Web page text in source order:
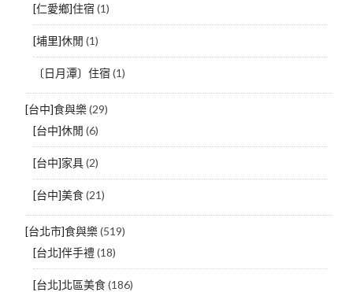
[仁愛鄉]住宿 (1)
[埔里]休閒 (1)
〔日月潭〕住宿 (1)
[台中]食與樂(29)
[台中]休閒 (6)
[台中]家具(2)
[台中]美食(21)
[台北市]食與樂(519)
[台北]伴手禮(18)
[台北]北區美食(186)